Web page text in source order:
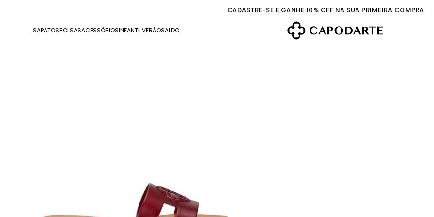
CADASTRE-SE E GANHE 10% OFF NA SUA PRIMEIRA COMPRA
SAPATOSBOLSASACESSÓRIOSINFANTILVERÃOSALDO